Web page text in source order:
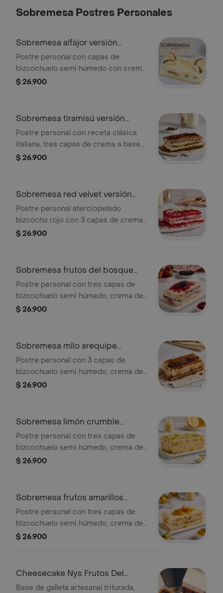
Sobremesa Postres Personales
Sobremesa alfajor versión
personal
Postre personal con capas de
bizcochuelo semi húmedo con crema
de vainilla y trozos de alfajor rellenos
$ 26.900
Sobremesa tiramisú versión
personal
Postre personal con receta clásica
italiana, tres capas de crema a base
de queso philadelphia con
$ 26.900
Sobremesa red velvet versión
personal
Postre personal aterciopelado
bizcocho rojo con 3 capas de crema
de vainilla combinada con queso
$ 26.900
Sobremesa frutos del bosque
personal
Postre personal con tres capas de
bizcochuelo semi húmedo, crema de
vainilla con mermelada natural a base
$ 26.900
Sobremesa milo arequipe
personal
Postre personal con 3 capas de
bizcochuelo semi húmedo, crema de
vainilla combinada con nuestra salsa
$ 26.900
Sobremesa limón crumble
personal
Postre personal con tres capas de
bizcochuelo semi húmedo, crema de
vainilla combinada con curd natural de
$ 26.900
Sobremesa frutos amarillos
personal
Postre personal con tres capas de
bizcochuelo semi húmedo, crema de
vainilla combinada con mermelada
duraznos.
$ 26.900
Cheesecake Nys Frutos Del
Bosque
Base de galleta artesanal triturada,